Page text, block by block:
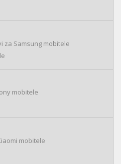
za Samsung mobitele
mobitele
mobitele